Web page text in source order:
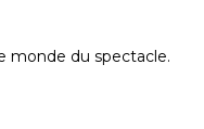
monde du spectacle.